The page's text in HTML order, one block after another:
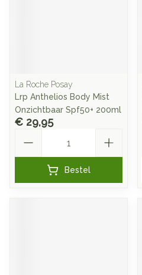
La Roche Posay
Lrp Anthelios Body Mist
Onzichtbaar Spf50+ 200ml
€ 29,95
Bestel